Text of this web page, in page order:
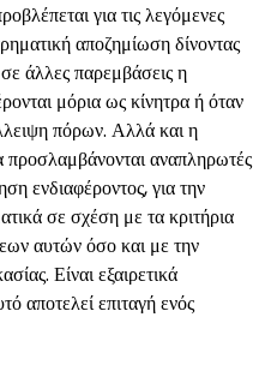
για τις λεγόμενες
αποζημίωση δίνοντας
άλλες παρεμβάσεις η
μόρια ως κίνητρα ή όταν
πόρων. Αλλά και η
προσλαμβάνονται αναπληρωτές
ενδιαφέροντος, για την
σε σχέση με τα κριτήρια
αυτών όσο και με την
Είναι εξαιρετικά
αποτελεί επιταγή ενός